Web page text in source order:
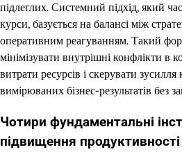
підлеглих. Системний підхід, який
курси, базується на балансі між
оперативним реагуванням. Такий
мінімізувати внутрішні конфлікти в
витрати ресурсів і скерувати
вимірюваних бізнес-результатів без
Чотири фундаментальні
підвищення